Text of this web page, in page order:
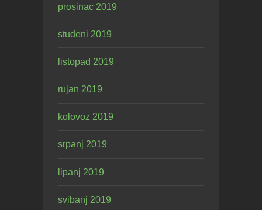
prosinac 2019
studeni 2019
listopad 2019
rujan 2019
kolovoz 2019
srpanj 2019
lipanj 2019
svibanj 2019